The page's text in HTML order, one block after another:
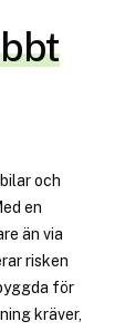
och
en
än via
risken
för
kräver,